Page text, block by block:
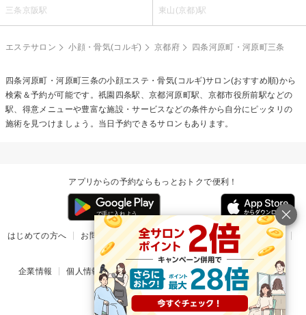
三条京阪駅 東山(京都)駅
エステサロン 小顔・骨気(コルギ) 京都府 四条河原町・河原町三条
四条河原町・河原町三条の小顔エステ・骨気(コルギ)サロン(おすすめ順)から
検索＆予約が可能です。祇園四条駅、京都河原町駅、京都市役所前駅などの
駅、得意メニューや豊富な施設・サービスなどの条件から自分にピッタリの
施術を見つけましょう。当日予約できるサロンもあります。
アプリからの予約ならもっとおトクで便利！
はじめての方へ お問い合わせ ヘルプ リリース情報
利用規約
掲載ご希望のサロン様
企業情報 個人情報保護方針 楽天のサービス一覧 アプリ一覧
© Rakuten Group, Inc.